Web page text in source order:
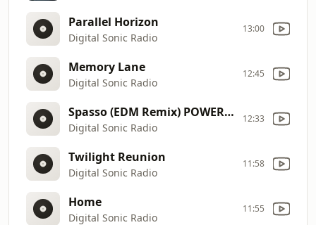
Parallel Horizon
Digital Sonic Radio
13:00
Memory Lane
Digital Sonic Radio
12:45
Spasso (EDM Remix) POWER HIT
Digital Sonic Radio
12:33
Twilight Reunion
Digital Sonic Radio
11:58
Home
Digital Sonic Radio
11:55